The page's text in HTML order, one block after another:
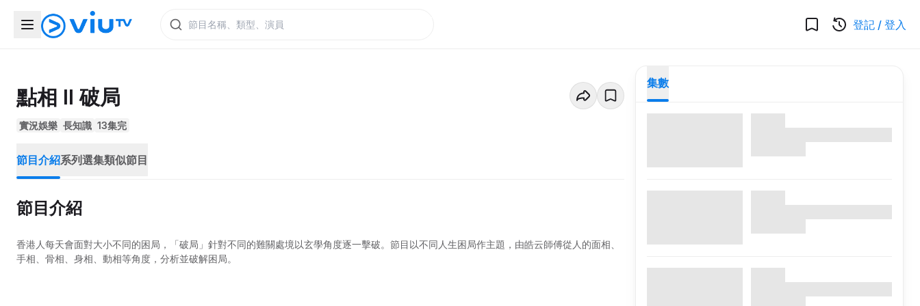
登記 / 登入
點相 II 破局
實況娛樂 長知識 13集完
節目介紹系列選集類似節目
節目介紹
香港人每天會面對大小不同的困局，「破局」針對不同的難關處境以玄學角度逐一擊破。節目以不同人生困局作主題，由皓云師傅從人的面相、
手相、骨相、身相、動相等角度，分析並破解困局。
集數